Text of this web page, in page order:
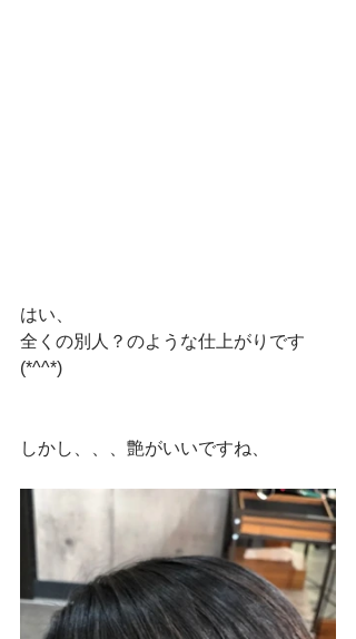
はい、
全くの別人？のような仕上がりです
(*^^*)
しかし、、、艶がいいですね、